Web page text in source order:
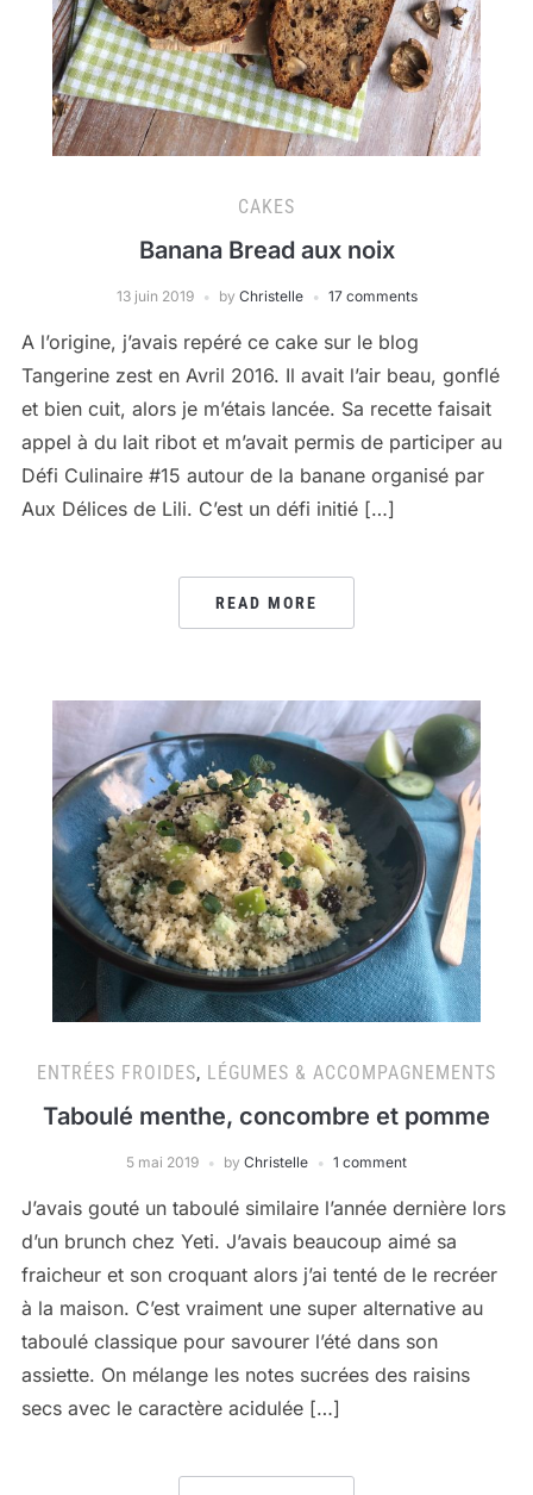
CAKES
Banana Bread aux noix
13 juin 2019 by Christelle 17 comments
A l’origine, j’avais repéré ce cake sur le blog
Tangerine zest en Avril 2016. Il avait l’air beau, gonflé
et bien cuit, alors je m’étais lancée. Sa recette faisait
appel à du lait ribot et m’avait permis de participer au
Défi Culinaire #15 autour de la banane organisé par
Aux Délices de Lili. C’est un défi initié […]
READ MORE
ENTRÉES FROIDES, LÉGUMES & ACCOMPAGNEMENTS
Taboulé menthe, concombre et pomme
5 mai 2019 by Christelle 1 comment
J’avais gouté un taboulé similaire l’année dernière lors
d’un brunch chez Yeti. J’avais beaucoup aimé sa
fraicheur et son croquant alors j’ai tenté de le recréer
à la maison. C’est vraiment une super alternative au
taboulé classique pour savourer l’été dans son
assiette. On mélange les notes sucrées des raisins
secs avec le caractère acidulée […]